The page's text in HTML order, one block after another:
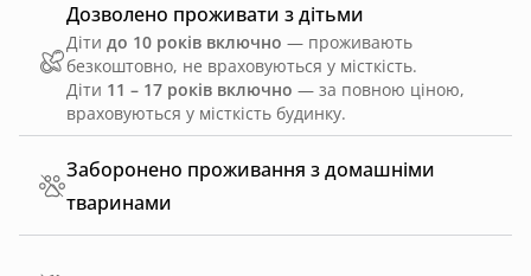
Заборонено проживання з домашніми
тваринами
Дозволено проживати з дітьми
Діти до 10 років включно — проживають
безкоштовно, не враховуються у місткість.
Діти 11 – 17 років включно — за повною ціною,
враховуються у місткість будинку.